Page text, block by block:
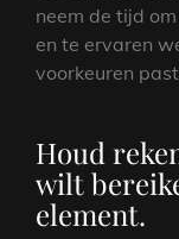
neem de tijd
en te ervaren
voorkeuren
Houd
wilt
element.